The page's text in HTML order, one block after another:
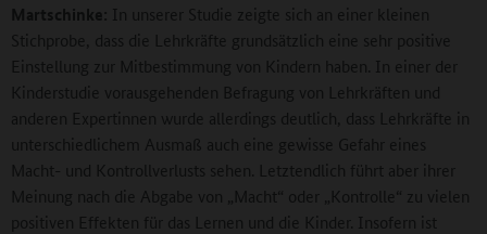
Martschinke: In unserer Studie zeigte sich an einer kleinen
Stichprobe, dass die Lehrkräfte grundsätzlich eine sehr positive
Einstellung zur Mitbestimmung von Kindern haben. In einer der
Kinderstudie vorausgehenden Befragung von Lehrkräften und
anderen Expertinnen wurde allerdings deutlich, dass Lehrkräfte in
unterschiedlichem Ausmaß auch eine gewisse Gefahr eines
Macht- und Kontrollverlusts sehen. Letztendlich führt aber ihrer
Meinung nach die Abgabe von „Macht“ oder „Kontrolle“ zu vielen
positiven Effekten für das Lernen und die Kinder. Insofern ist